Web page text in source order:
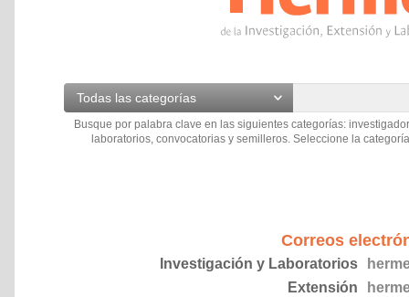
Todas las categorías
Busque por palabra clave en las siguientes categorías:
laboratorios, convocatorias y semilleros. Seleccione la
Correos
Investigación y Laboratorios
Extensión